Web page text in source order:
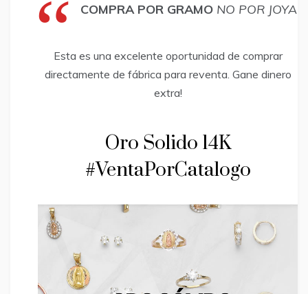
COMPRA POR GRAMO NO POR JOYA
Esta es una excelente oportunidad de comprar
directamente de fábrica para reventa. Gane dinero
extra!
Oro Solido 14K
#VentaPorCatalogo